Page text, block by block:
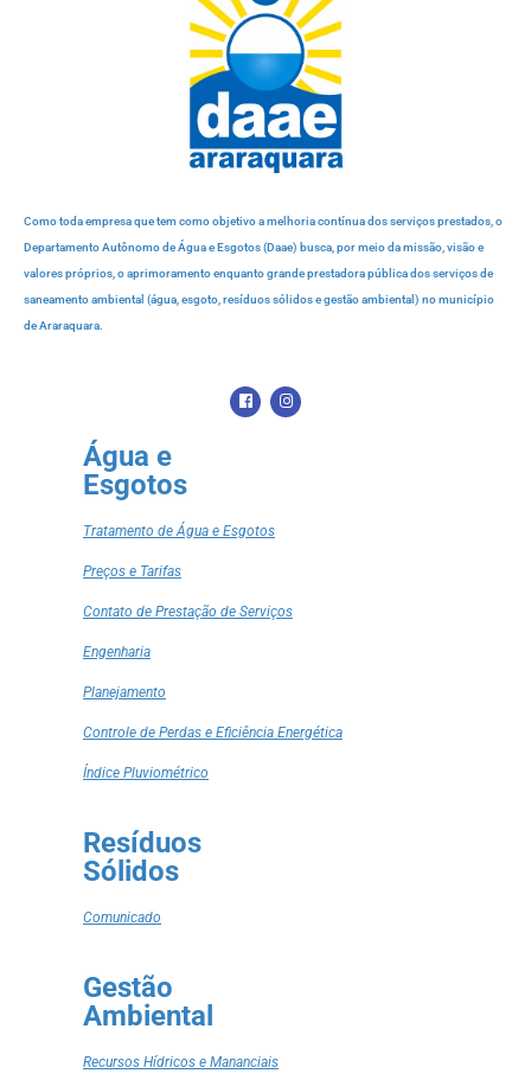
Como toda empresa que tem como objetivo a melhoria contínua dos serviços prestados, o
Departamento Autônomo de Água e Esgotos (Daae) busca, por meio da missão, visão e
valores próprios, o aprimoramento enquanto grande prestadora pública dos serviços de
saneamento ambiental (água, esgoto, resíduos sólidos e gestão ambiental) no município
de Araraquara.
Água e
Esgotos
Tratamento de Água e Esgotos
Preços e Tarifas
Contato de Prestação de Serviços
Engenharia
Planejamento
Controle de Perdas e Eficiência Energética
Índice Pluviométrico
Resíduos
Sólidos
Comunicado
Gestão
Ambiental
Recursos Hídricos e Mananciais